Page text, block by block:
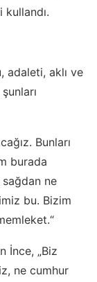
kullandı.
adaleti, aklı ve
Bunları
burada
ne
bu. Bizim
İnce, „Biz
ne cumhur